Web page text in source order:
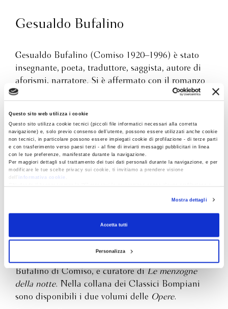
Questo sito web utilizza i cookie
Questo sito utilizza cookie tecnici (piccoli file informatici necessari alla corretta
navigazione) e, solo previo consenso dell’utente, possono essere utilizzati anche cookie
non tecnici, in particolare possono essere impiegati cookie di profilazione - di terze parti
e con trasferimento verso paesi terzi - al fine di inviarti messaggi pubblicitari in linea
con le tue preferenze, manifestate durante la navigazione.
Per maggiori dettagli sul trattamento dei tuoi dati personali durante la navigazione, e per
modificare le tue scelte privacy sui cookie, ti invitiamo a prendere visione
dell’
informativa cookie
RevocaMostra dettagli
Accetta tutti
Personalizza
Gesualdo Bufalino
Gesualdo Bufalino (Comiso 1920–1996) è stato
insegnante, poeta, traduttore, saggista, autore di
aforismi, narratore. Si è affermato con il romanzo
Diceria dell’untore
(premio Supercampiello 1981).
(1988),Il matrimonio illustrato(1989),Saldi
d’autunno(1990),Qui pro quo(1991), Argo il cieco
(1992),Calende greche(1992),Il Guerrin
Meschino(1993),Museo d’ombre (1993),Bluff di
Cento Sicilie
, scritto a quattro mani
Bufalino di Comiso, e curatore di Le menzogne
della notte. Nella collana dei Classici Bompiani
sono disponibili i due volumi delle Opere.